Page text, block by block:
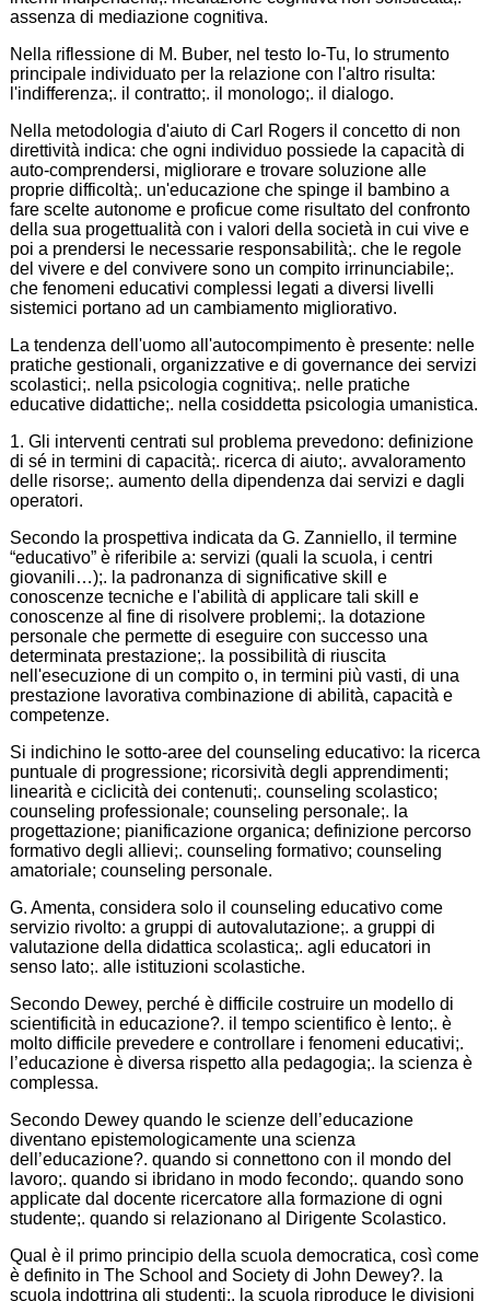
assenza di mediazione cognitiva.
Nella riflessione di M. Buber, nel testo Io-Tu, lo strumento
principale individuato per la relazione con l'altro risulta:
l'indifferenza;. il contratto;. il monologo;. il dialogo.
Nella metodologia d'aiuto di Carl Rogers il concetto di non
direttività indica: che ogni individuo possiede la capacità di
auto-comprendersi, migliorare e trovare soluzione alle
proprie difficoltà;. un'educazione che spinge il bambino a
fare scelte autonome e proficue come risultato del confronto
della sua progettualità con i valori della società in cui vive e
poi a prendersi le necessarie responsabilità;. che le regole
del vivere e del convivere sono un compito irrinunciabile;.
che fenomeni educativi complessi legati a diversi livelli
sistemici portano ad un cambiamento migliorativo.
La tendenza dell'uomo all'autocompimento è presente: nelle
pratiche gestionali, organizzative e di governance dei servizi
scolastici;. nella psicologia cognitiva;. nelle pratiche
educative didattiche;. nella cosiddetta psicologia umanistica.
1. Gli interventi centrati sul problema prevedono: definizione
di sé in termini di capacità;. ricerca di aiuto;. avvaloramento
delle risorse;. aumento della dipendenza dai servizi e dagli
operatori.
Secondo la prospettiva indicata da G. Zanniello, il termine
“educativo” è riferibile a: servizi (quali la scuola, i centri
giovanili…);. la padronanza di significative skill e
conoscenze tecniche e l'abilità di applicare tali skill e
conoscenze al fine di risolvere problemi;. la dotazione
personale che permette di eseguire con successo una
determinata prestazione;. la possibilità di riuscita
nell'esecuzione di un compito o, in termini più vasti, di una
prestazione lavorativa combinazione di abilità, capacità e
competenze.
Si indichino le sotto-aree del counseling educativo: la ricerca
puntuale di progressione; ricorsività degli apprendimenti;
linearità e ciclicità dei contenuti;. counseling scolastico;
counseling professionale; counseling personale;. la
progettazione; pianificazione organica; definizione percorso
formativo degli allievi;. counseling formativo; counseling
amatoriale; counseling personale.
G. Amenta, considera solo il counseling educativo come
servizio rivolto: a gruppi di autovalutazione;. a gruppi di
valutazione della didattica scolastica;. agli educatori in
senso lato;. alle istituzioni scolastiche.
Secondo Dewey, perché è difficile costruire un modello di
scientificità in educazione?. il tempo scientifico è lento;. è
molto difficile prevedere e controllare i fenomeni educativi;.
l’educazione è diversa rispetto alla pedagogia;. la scienza è
complessa.
Secondo Dewey quando le scienze dell’educazione
diventano epistemologicamente una scienza
dell’educazione?. quando si connettono con il mondo del
lavoro;. quando si ibridano in modo fecondo;. quando sono
applicate dal docente ricercatore alla formazione di ogni
studente;. quando si relazionano al Dirigente Scolastico.
Qual è il primo principio della scuola democratica, così come
è definito in The School and Society di John Dewey?. la
scuola indottrina gli studenti;. la scuola riproduce le divisioni